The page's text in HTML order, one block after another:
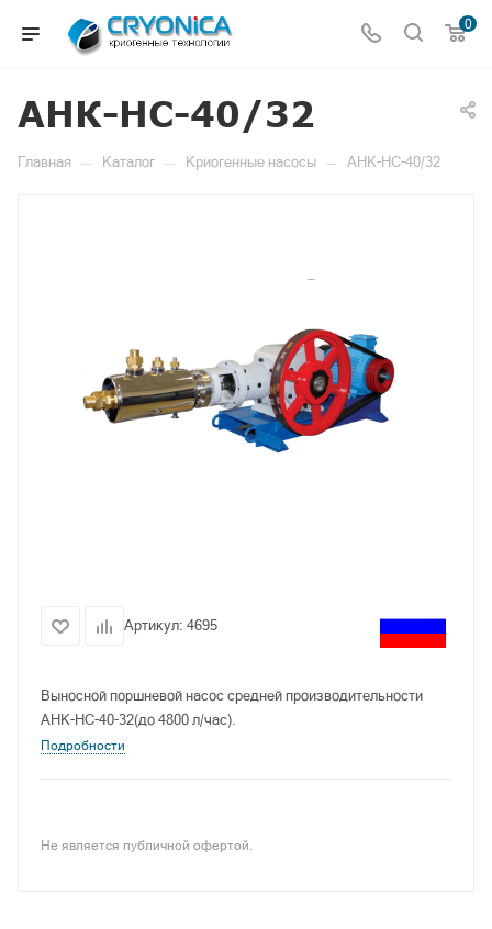
0
АНК-НС-40/32
Главная — Каталог — Криогенные насосы — АНК-НС-40/32
Артикул: 4695
Выносной поршневой насос средней производительности
АНК-НС-40-32(до 4800 л/час).
Подробности
Не является публичной офертой.